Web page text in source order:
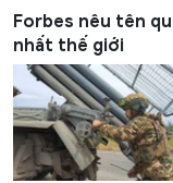
Forbes nêu tên
nhất thế giới